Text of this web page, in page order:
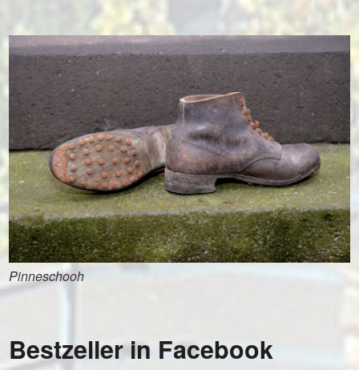
Pinneschooh
Bestzeller in Facebook